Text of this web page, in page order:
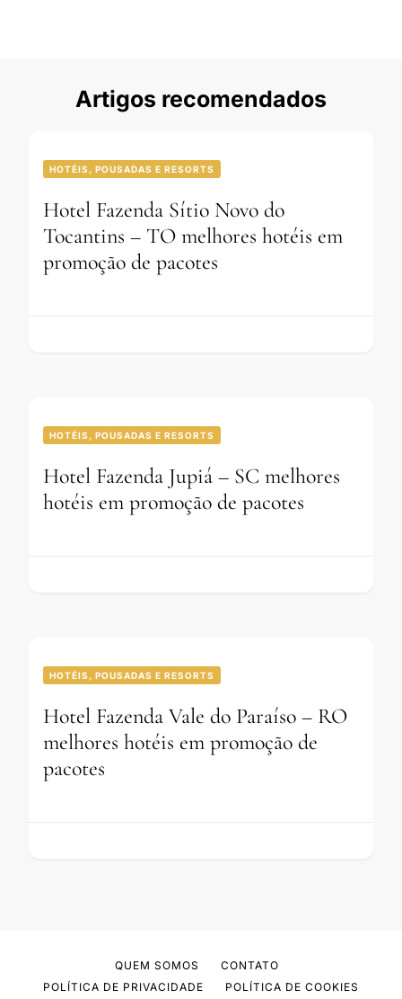
Artigos recomendados
HOTÉIS, POUSADAS E RESORTS
Hotel Fazenda Sítio Novo do
Tocantins – TO melhores hotéis em
promoção de pacotes
HOTÉIS, POUSADAS E RESORTS
Hotel Fazenda Jupiá – SC melhores
hotéis em promoção de pacotes
HOTÉIS, POUSADAS E RESORTS
Hotel Fazenda Vale do Paraíso – RO
melhores hotéis em promoção de
pacotes
QUEM SOMOS
CONTATO
POLÍTICA DE PRIVACIDADE
POLÍTICA DE COOKIES